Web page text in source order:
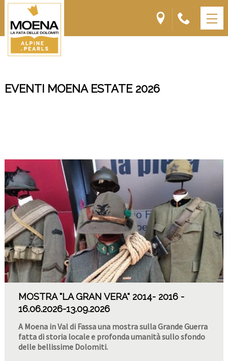
EVENTI MOENA ESTATE 2026
MOSTRA "LA GRAN VERA" 2014- 2016
16.06.2026-13.09.2026
A Moena in Val di Fassa una mostra sulla Grande Guerra
fatta di storia locale e profonda umanità sullo sfondo
delle bellissime Dolomiti.